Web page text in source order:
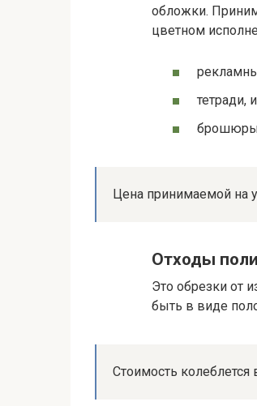
обложки.
цветном
тетради,
брошюры
Цена принимаемой на
Отходы
Это обрезки от
быть в виде
Стоимость колеблется